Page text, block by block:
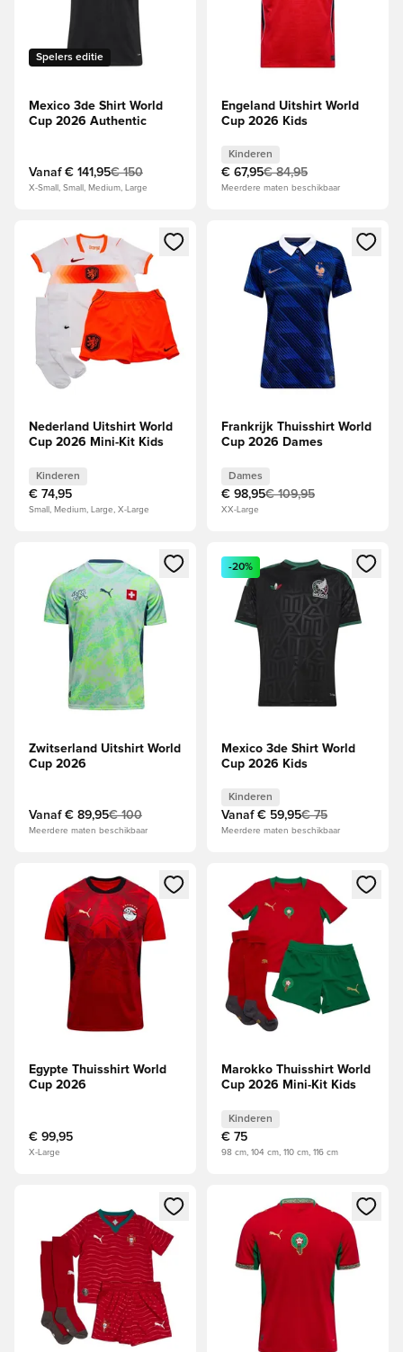
Spelers editie
Mexico 3de Shirt World
Cup 2026 Authentic
Vanaf € 141,95€ 150
X-Small, Small, Medium, Large
Engeland Uitshirt World
Cup 2026 Kids
Kinderen
€ 67,95€ 84,95
Meerdere maten beschikbaar
Opent een venster om in te loggen of je aan te melden als
Nederland Uitshirt World
Cup 2026 Mini-Kit Kids
Kinderen
€ 74,95
Small, Medium, Large, X-Large
Opent een venster om in te
Frankrijk Thuisshirt World
Cup 2026 Dames
Dames
€ 98,95€ 109,95
XX-Large
Opent een venster om in te loggen of je aan te melden als
Zwitserland Uitshirt World
Cup 2026
Vanaf € 89,95€ 100
Meerdere maten beschikbaar
Opent een venster om in te
-20%
Mexico 3de Shirt World
Cup 2026 Kids
Kinderen
Vanaf € 59,95€ 75
Meerdere maten beschikbaar
Opent een venster om in te loggen of je aan te melden als
Egypte Thuisshirt World
Cup 2026
€ 99,95
X-Large
Opent een venster om in te
Marokko Thuisshirt World
Cup 2026 Mini-Kit Kids
Kinderen
€ 75
98 cm, 104 cm, 110 cm, 116 cm
Opent een venster om in te loggen of je aan te melden als
Opent een venster om in te